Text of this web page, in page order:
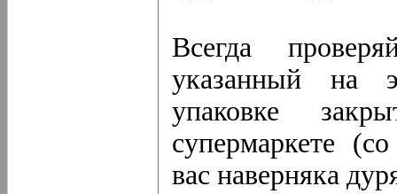
Всегда
указанный на
упаковке
супермаркете
вас наверняка